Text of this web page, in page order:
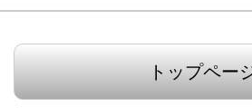
トップペー